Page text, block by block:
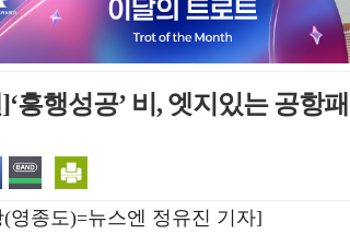
흥행성공’ 비, 엣지있는 공항
영종도)=뉴스엔 정유진 기자]